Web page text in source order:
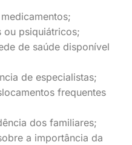
psiquiátricos;
de saúde disponível
de especialistas;
frequentes
dos familiares;
a importância da